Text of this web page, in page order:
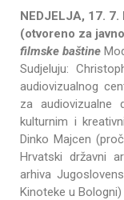
NEDJELJA, 17. 7.
(otvoreno za
filmske baštine
Sudjeluju:
audiovizualnog
za audiovizualne
kulturnim i
Dinko Majcen
Hrvatski državni
arhiva
Kinoteke u Bologni)